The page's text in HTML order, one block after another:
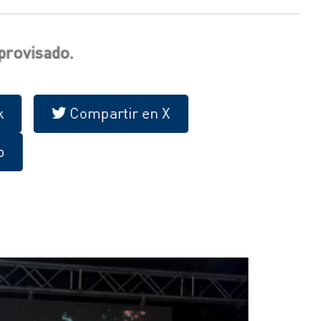
Compartir en X